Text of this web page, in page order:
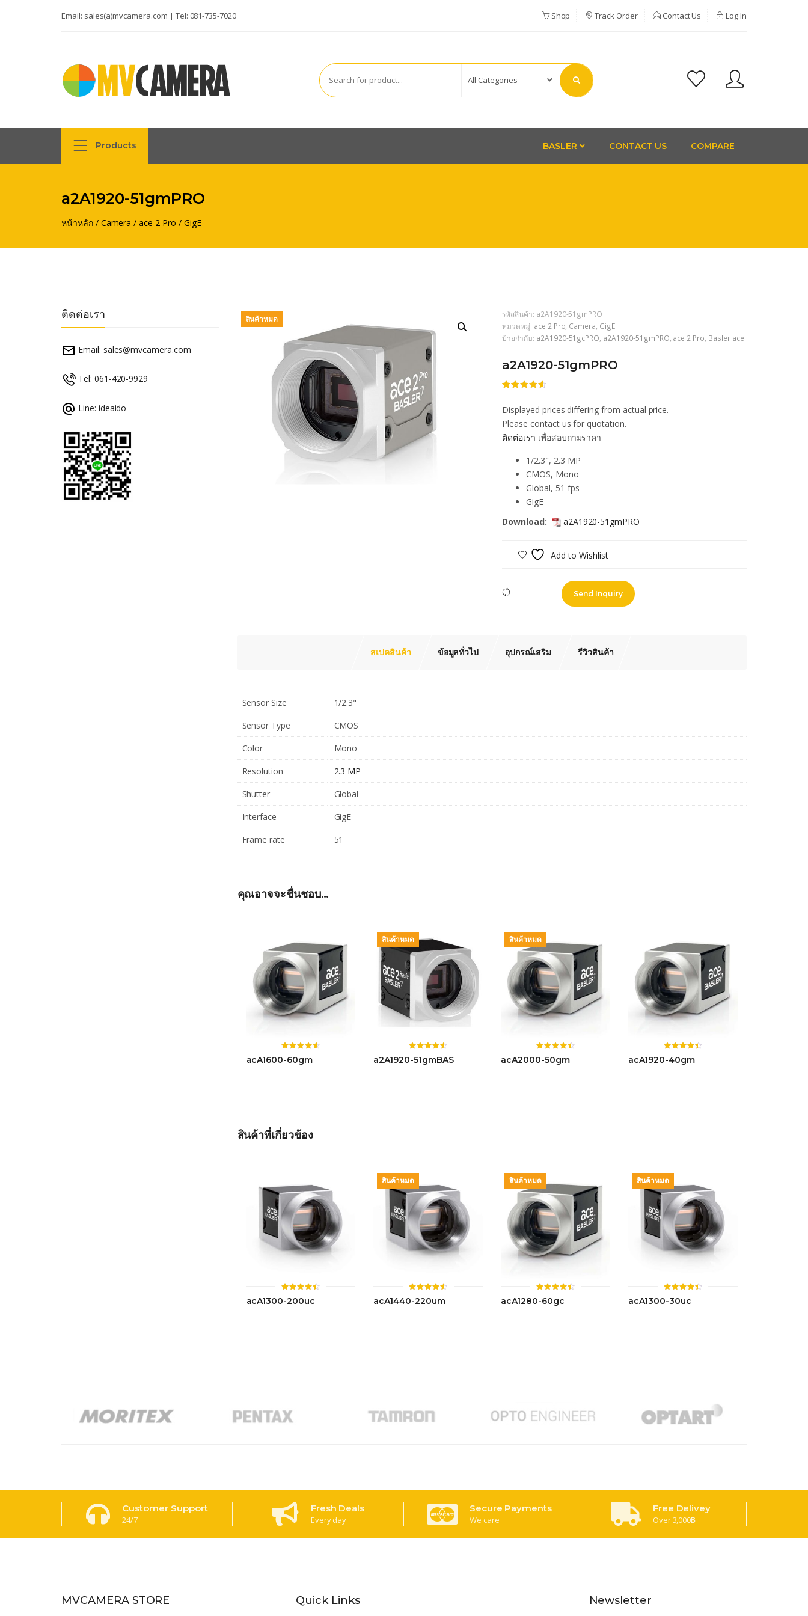
Email: sales(a)mvcamera.com | Tel: 081-735-7020 Shop Track Order Contact Us Log In
Products BASLER CONTACT US COMPARE
a2A1920-51gmPRO
หน้าหลัก/ Camera /ace 2 Pro / GigE
ติดต่อเรา
Email: sales@mvcamera.com
Tel: 061-420-9929
Line: ideaido
สินค้าหมด รหัสสินค้า: a2A1920-51gmPRO
หมวดหมู่: ace 2 Pro Camera GigE
ป้ายกำกับ: a2A1920-51gcPRO a2A1920-51gmPRO ace 2 Pro Basler ace
a2A1920-51gmPRO
คะแนน
4.46จาก
5 คะแนน
การให้
ของลูกค้า
Displayed prices differing from actual price.
Please contact us for quotation.
ติดต่อเรา เพื่อสอบถามราคา
1/2.3″, 2.3 MP
CMOS, Mono
Global, 51 fps
GigE
Download:
a2A1920-51gmPRO
Add to Wishlist
Send Inquiry
สเปคสินค้า ข้อมูลทั่วไป อุปกรณ์เสริม รีวิวสินค้า
Sensor Size
1/2.3"
Sensor Type
CMOS
Color
Mono
Resolution
2.3 MP
Shutter
Global
Interface
GigE
Frame rate
51
คุณอาจจะชื่นชอบ…
ให้
คะแนน
acA1600-60gm
สินค้าหมด
คะแนน
a2A1920-51gmBAS
สินค้าหมด
ให้
คะแนน
acA2000-50gm
ให้
คะแนน
acA1920-40gm
สินค้าที่เกี่ยวข้อง
ให้
คะแนน
acA1300-200uc
สินค้าหมด
ให้
คะแนน
acA1440-220um
สินค้าหมด
ให้
คะแนน
acA1280-60gc
สินค้าหมด
ให้
คะแนน
acA1300-30uc
Customer Support
24/7
Fresh Deals
Every day
Secure Payments
We care
Free Delivey
Over 3,000฿
MVCAMERA STORE Quick Links Newsletter